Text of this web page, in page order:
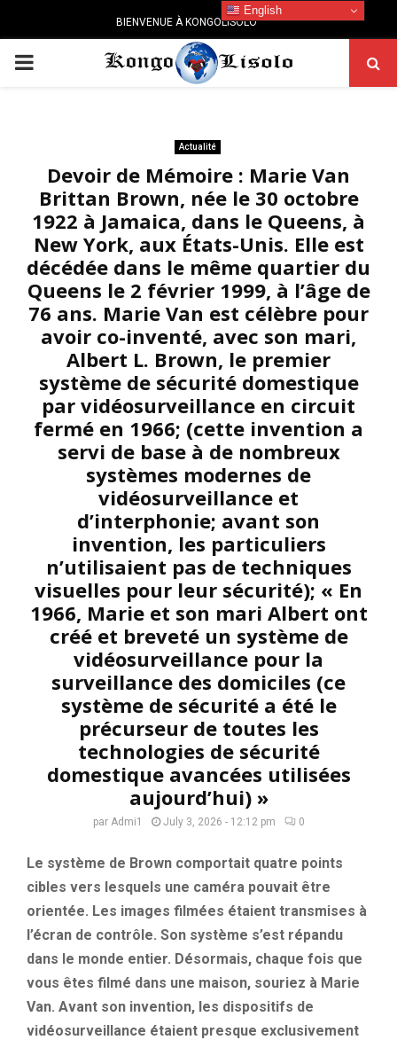
BIENVENUE À KONGOLISOLO
PRIMARY
Actualité
Devoir de Mémoire : Marie Van
Brittan Brown, née le 30 octobre
1922 à Jamaica, dans le Queens, à
New York, aux États-Unis. Elle est
décédée dans le même quartier du
Queens le 2 février 1999, à l’âge de
76 ans. Marie Van est célèbre pour
avoir co-inventé, avec son mari,
Albert L. Brown, le premier
système de sécurité domestique
par vidéosurveillance en circuit
fermé en 1966; (cette invention a
servi de base à de nombreux
systèmes modernes de
vidéosurveillance et
d’interphonie; avant son
invention, les particuliers
n’utilisaient pas de techniques
visuelles pour leur sécurité); « En
1966, Marie et son mari Albert ont
créé et breveté un système de
vidéosurveillance pour la
surveillance des domiciles (ce
système de sécurité a été le
précurseur de toutes les
technologies de sécurité
domestique avancées utilisées
aujourd’hui) »
par Admi1 July 3, 2026 - 12:12 pm 0
Le système de Brown comportait quatre points
cibles vers lesquels une caméra pouvait être
orientée. Les images filmées étaient transmises à
l’écran de contrôle. Son système s’est répandu
dans le monde entier. Désormais, chaque fois que
vous êtes filmé dans une maison, souriez à Marie
Van. Avant son invention, les dispositifs de
vidéosurveillance étaient presque exclusivement
English